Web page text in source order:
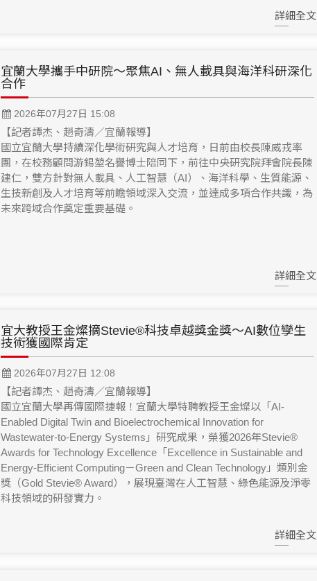
詳細全文
宜蘭大學攜手中研院～聚焦AI、無人載具與海洋科研深化
合作
2026年07月27日 15:08
【記者譚杰、趙奇濤／宜蘭報導】
國立宜蘭大學持續深化學術研究與人才培育，日前由校長陳威戎率
團，在校務顧問游錫堃名譽博士陪同下，前往中央研究院拜會院長陳
建仁，雙方針對無人載具、人工智慧（AI）、海洋科學、生質能源、
生技新創及人才培育等前瞻領域深入交流，並達成多項合作共識，為
未來跨域合作奠定重要基礎。
詳細全文
宜大教授王金燦摘Stevie®科技卓越獎金獎～AI數位孿生
技術獲國際肯定
2026年07月27日 12:08
【記者譚杰、趙奇濤／宜蘭報導】
國立宜蘭大學再傳國際捷報！宜蘭大學特聘教授王金燦以「AI-
Enabled Digital Twin and Bioelectrochemical Innovation for
Wastewater-to-Energy Systems」研究成果，榮獲2026年Stevie®
Awards for Technology Excellence「Excellence in Sustainable and
Energy-Efficient Computing－Green and Clean Technology」類別金
獎（Gold Stevie® Award），展現臺灣在人工智慧、綠色能源及淨零
科技領域的研發實力。
詳細全文